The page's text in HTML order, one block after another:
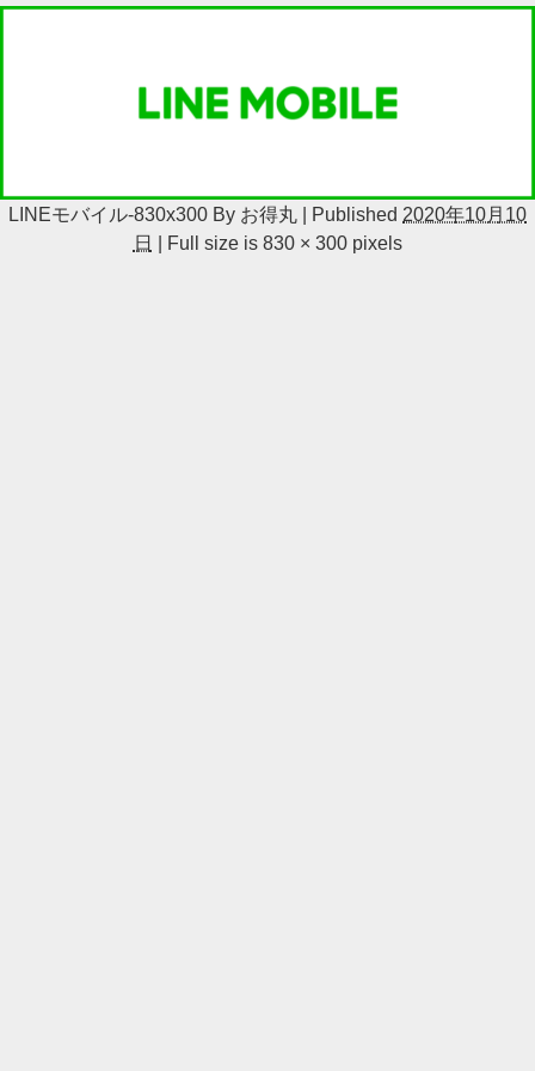
LINEモバイル-830x300 By お得丸 Published 2020年10月10
日
Full size is 830 × 300pixels